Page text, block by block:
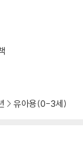
유아용(0-3세)